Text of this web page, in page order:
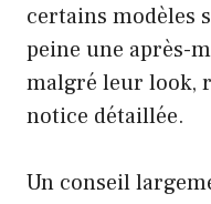
certains modèles
peine une après-
malgré leur look,
notice détaillée.
Un conseil